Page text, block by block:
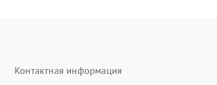
Контактная информация